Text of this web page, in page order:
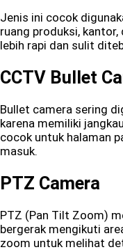
Jenis ini cocok
ruang produksi,
lebih rapi dan sulit
CCTV Bullet
Bullet camera sering
karena memiliki
cocok untuk halaman
masuk.
PTZ Camera
PTZ (Pan Tilt Zoom)
bergerak mengikuti
zoom untuk melihat